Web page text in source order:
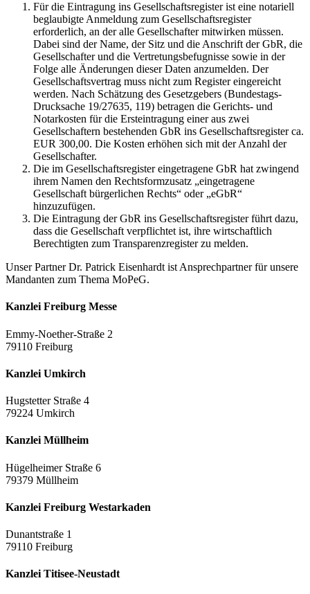
Für die Eintragung ins Gesellschaftsregister ist eine notariell
beglaubigte Anmeldung zum Gesellschaftsregister
erforderlich, an der alle Gesellschafter mitwirken müssen.
Dabei sind der Name, der Sitz und die Anschrift der GbR, die
Gesellschafter und die Vertretungsbefugnisse sowie in der
Folge alle Änderungen dieser Daten anzumelden. Der
Gesellschaftsvertrag muss nicht zum Register eingereicht
werden. Nach Schätzung des Gesetzgebers (Bundestags-
Drucksache 19/27635, 119) betragen die Gerichts- und
Notarkosten für die Ersteintragung einer aus zwei
Gesellschaftern bestehenden GbR ins Gesellschaftsregister ca.
EUR 300,00. Die Kosten erhöhen sich mit der Anzahl der
Gesellschafter.
Die im Gesellschaftsregister eingetragene GbR hat zwingend
ihrem Namen den Rechtsformzusatz „eingetragene
Gesellschaft bürgerlichen Rechts“ oder „eGbR“
hinzuzufügen.
Die Eintragung der GbR ins Gesellschaftsregister führt dazu,
dass die Gesellschaft verpflichtet ist, ihre wirtschaftlich
Berechtigten zum Transparenzregister zu melden.
Unser Partner Dr. Patrick Eisenhardt ist Ansprechpartner für unsere
Mandanten zum Thema MoPeG.
Kanzlei Freiburg Messe
Emmy-Noether-Straße 2
79110 Freiburg
Kanzlei Umkirch
Hugstetter Straße 4
79224 Umkirch
Kanzlei Müllheim
Hügelheimer Straße 6
79379 Müllheim
Kanzlei Freiburg Westarkaden
Dunantstraße 1
79110 Freiburg
Kanzlei Titisee-Neustadt